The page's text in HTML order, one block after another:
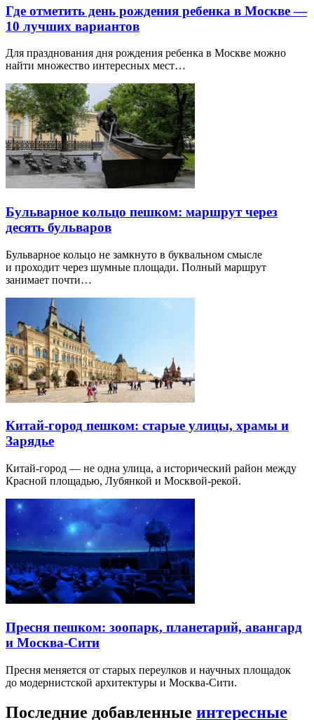
Где отметить день рождения ребенка в Москве —
10 лучших вариантов
Для празднования дня рождения ребенка в Москве можно
найти множество интересных мест…
Бульварное кольцо пешком: маршрут через
десять бульваров
Бульварное кольцо не замкнуто в буквальном смысле
и проходит через шумные площади. Полный маршрут
занимает почти…
Китай-город пешком: старые улицы, храмы и
Зарядье
Китай-город — не одна улица, а исторический район между
Красной площадью, Лубянкой и Москвой-рекой.
Пресня пешком: зоопарк, планетарий, авангард
и Москва-Сити
Пресня меняется от старых переулков и научных площадок
до модернистской архитектуры и Москва-Сити.
Последние добавленные интересные